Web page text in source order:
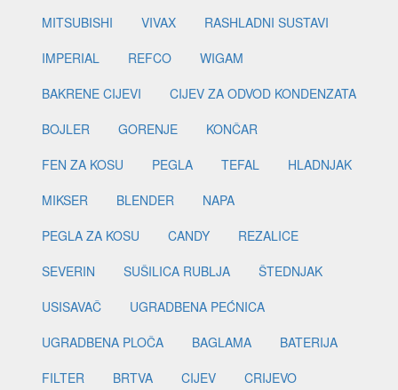
MITSUBISHI
VIVAX
RASHLADNI SUSTAVI
IMPERIAL
REFCO
WIGAM
BAKRENE CIJEVI
CIJEV ZA ODVOD KONDENZATA
BOJLER
GORENJE
KONČAR
FEN ZA KOSU
PEGLA TEFAL
HLADNJAK
MIKSER
BLENDER
NAPA
PEGLA ZA KOSU
CANDY
REZALICE
SEVERIN
SUŠILICA RUBLJA
ŠTEDNJAK
USISAVAČ
UGRADBENA PEĆNICA
UGRADBENA PLOČA
BAGLAMA
BATERIJA
FILTER
BRTVA CIJEV
CRIJEVO